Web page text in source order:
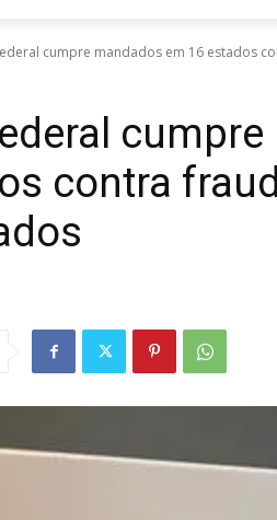
cumpre mandados em 16 estados
contra